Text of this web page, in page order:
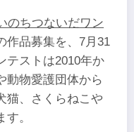
のちつないだワン
作品募集を、7月31
テストは2010年か
動物愛護団体から
猫、さくらねこや
。